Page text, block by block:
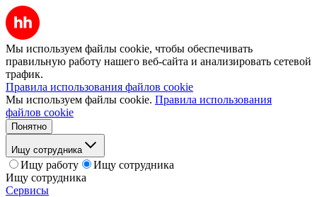
Мы используем файлы cookie, чтобы обеспечивать
правильную работу нашего веб-сайта и анализировать сетевой
трафик.
Правила использования файлов cookie
Мы используем файлы cookie. Правила использования
файлов cookie
Понятно
Ищу сотрудника
Ищу работу
Ищу сотрудника
Ищу сотрудника
Сервисы